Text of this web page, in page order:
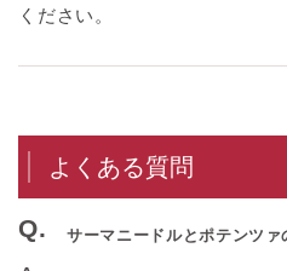
ください。
よくある質問
サーマニードルとポテンツァ